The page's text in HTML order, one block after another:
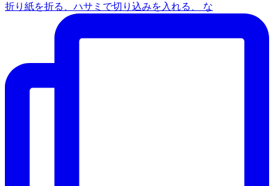
折り紙を折る、ハサミで切り込みを入れる、 な